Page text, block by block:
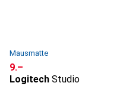
Mausmatte
CHF
9.–
Logitech Studio